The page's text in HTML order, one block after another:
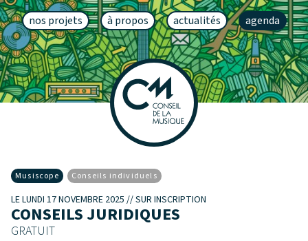
nos projets à propos actualités agenda
Musiscope Conseils individuels
LE LUNDI 17 NOVEMBRE 2025 // SUR INSCRIPTION
CONSEILS JURIDIQUES
GRATUIT